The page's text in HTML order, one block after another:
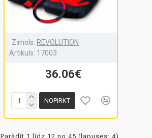
Zīmols: REVOLUTION
Artikuls: 17003
36.06€
NOPIRKT
Parādīt 1 līdz 12 no 45 (lapuses: 4)